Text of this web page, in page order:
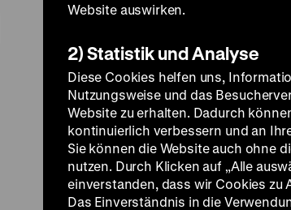
Website auswirken.
2) Statistik und Analyse
Diese Cookies helfen uns,
Nutzungsweise und das
Website zu erhalten. Dadurch
kontinuierlich verbessern und an
Sie können die Website auch ohne
nutzen. Durch Klicken auf „Alle
einverstanden, dass wir Cookies zu
Das Einverständnis in die